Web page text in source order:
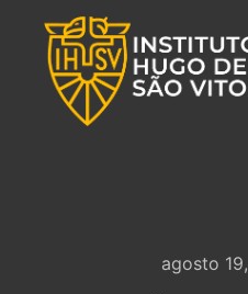
agosto